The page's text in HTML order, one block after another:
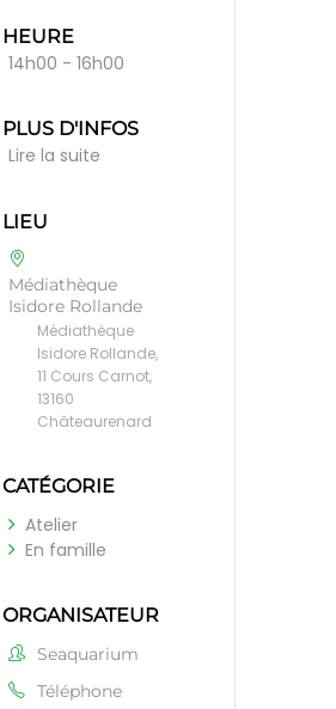
HEURE
14h00 - 16h00
PLUS D'INFOS
Lire la suite
LIEU
Médiathèque
Isidore Rollande
Médiathèque
Isidore Rollande,
11 Cours Carnot,
13160
Châteaurenard
CATÉGORIE
Atelier
En famille
ORGANISATEUR
Seaquarium
Téléphone